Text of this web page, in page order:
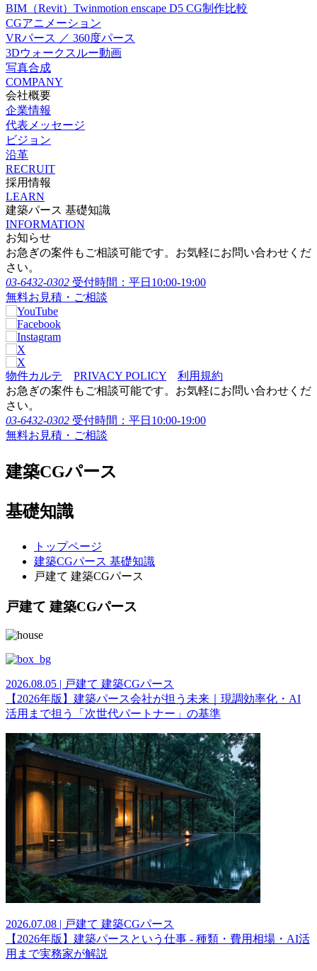
BIM（Revit）Twinmotion enscape D5 CG制作比較
CGアニメーション
VRパース ／ 360度パース
3Dウォークスルー動画
写真合成
COMPANY
会社概要
企業情報
代表メッセージ
ビジョン
沿革
RECRUIT
採用情報
LEARN
建築パース 基礎知識
INFORMATION
お知らせ
お急ぎの案件もご相談可能です。お気軽にお問い合わせくだ
さい。
03-6432-0302 受付時間：平日10:00-19:00
無料お見積・ご相談
物件カルテ PRIVACY POLICY
利用規約
お急ぎの案件もご相談可能です。お気軽にお問い合わせくだ
さい。
03-6432-0302 受付時間：平日10:00-19:00
無料お見積・ご相談
建築CGパース
基礎知識
トップページ
建築CGパース 基礎知識
戸建て 建築CGパース
戸建て 建築CGパース
2026.08.05 | 戸建て 建築CGパース
【2026年版】建築パース会社が担う未来｜現調効率化・AI
活用まで担う「次世代パートナー」の基準
2026.07.08 | 戸建て 建築CGパース
【2026年版】建築パースという仕事 - 種類・費用相場・AI活
用まで実務家が解説